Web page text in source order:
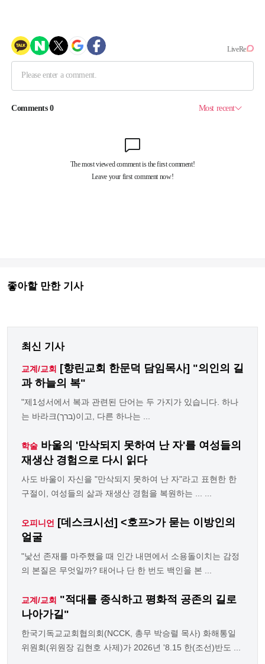
좋아할 만한 기사
최신 기사
교계/교회 [향린교회 한문덕 담임목사] "의인의 길
과 하늘의 복"
"제1성서에서 복과 관련된 단어는 두 가지가 있습니다. 하나
는 바라크(ברך)이고, 다른 하나는 ...
학술 바울의 '만삭되지 못하여 난 자'를 여성들의
재생산 경험으로 다시 읽다
사도 바울이 자신을 "만삭되지 못하여 난 자"라고 표현한 한
구절이, 여성들의 삶과 재생산 경험을 복원하는 ... ...
오피니언 [데스크시선] <호프>가 묻는 이방인의
얼굴
"낯선 존재를 마주했을 때 인간 내면에서 소용돌이치는 감정
의 본질은 무엇일까? 태어나 단 한 번도 백인을 본 ...
교계/교회 "적대를 종식하고 평화적 공존의 길로
나아가길"
한국기독교교회협의회(NCCK, 총무 박승렬 목사) 화해통일
위원회(위원장 김현호 사제)가 2026년 '8.15 한(조선)반도 ...